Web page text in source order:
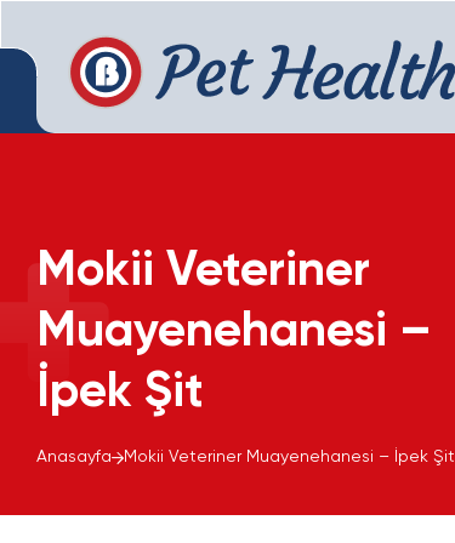
Mokii Veteriner
Muayenehanesi –
İpek Şit
Anasayfa Mokii Veteriner Muayenehanesi – İpek Şit